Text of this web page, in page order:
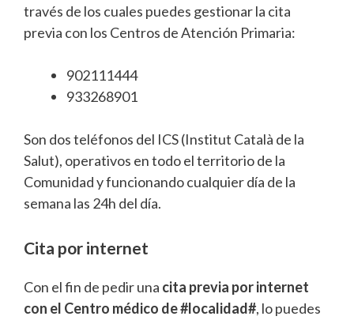
través de los cuales puedes gestionar la cita
previa con los Centros de Atención Primaria:
902111444
933268901
Son dos teléfonos del ICS (Institut Català de la
Salut), operativos en todo el territorio de la
Comunidad y funcionando cualquier día de la
semana las 24h del día.
Cita por internet
Con el fin de pedir una cita previa por internet
con el Centro médico de #localidad#, lo puedes